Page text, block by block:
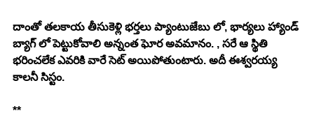
దాంతో తలకాయ తీసుకెళ్లి భర్తలు ప్యాంటుజేబు లో, భార్యలు హ్యాండ్
బ్యాగ్ లో పెట్టుకోవాలి అన్నంత ఘోర అవమానం. , సరే ఆ స్థితి
భరించలేక ఎవరికి వారే సెట్ అయిపోతుంటారు. అదీ ఈశ్వరయ్య
కాలనీ సిస్టం.
**